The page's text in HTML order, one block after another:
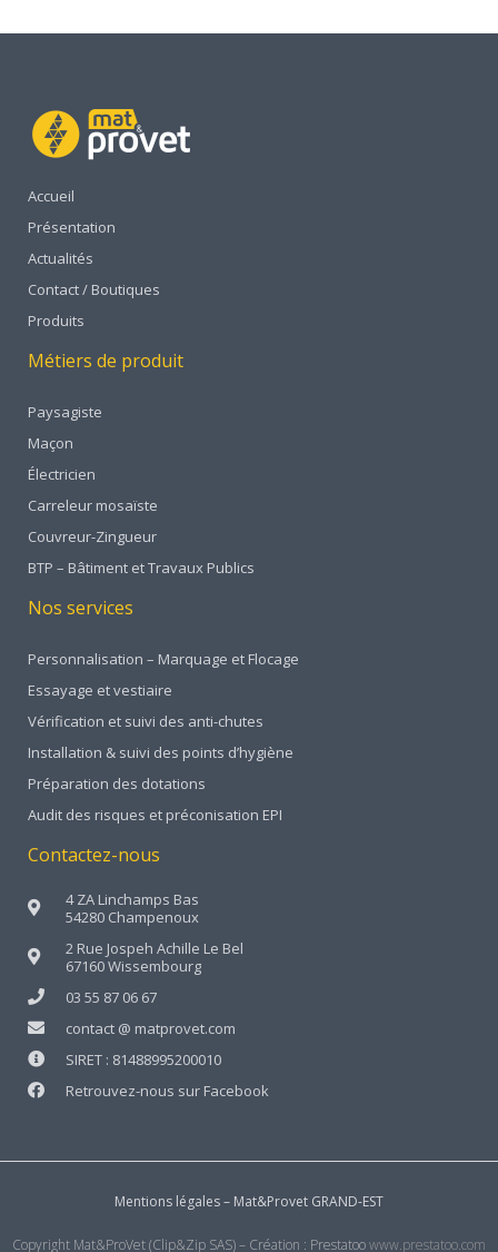
Accueil
Présentation
Actualités
Contact / Boutiques
Produits
Métiers de produit
Paysagiste
Maçon
Électricien
Carreleur mosaïste
Couvreur-Zingueur
BTP – Bâtiment et Travaux Publics
Nos services
Personnalisation – Marquage et Flocage
Essayage et vestiaire
Vérification et suivi des anti-chutes
Installation & suivi des points d’hygiène
Préparation des dotations
Audit des risques et préconisation EPI
Contactez-nous
4 ZA Linchamps Bas
54280 Champenoux
2 Rue Jospeh Achille Le Bel
67160 Wissembourg
03 55 87 06 67
contact @ matprovet.com
SIRET : 81488995200010
Retrouvez-nous sur Facebook
Mentions légales – Mat&Provet GRAND-EST
Copyright Mat&ProVet (Clip&Zip SAS) – Création : Prestatoowww.prestatoo.com